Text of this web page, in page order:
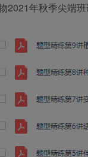
2021年秋季尖端